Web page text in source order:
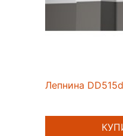
Лепнина